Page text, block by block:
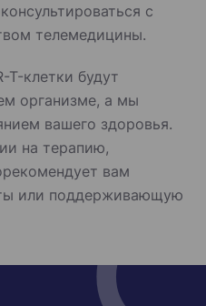
с
телемедицины.
клетки будут
организме, а мы
вашего здоровья.
на терапию,
вам
или поддерживающую